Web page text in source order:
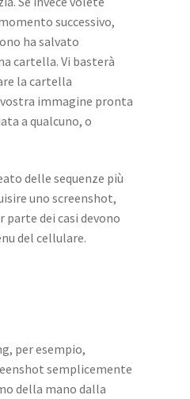
successivo,
ha salvato
cartella. Vi basterà
la cartella
immagine pronta
a qualcuno, o
delle sequenze più
uno screenshot,
parte dei casi devono
del cellulare.
per esempio,
semplicemente
della mano dalla